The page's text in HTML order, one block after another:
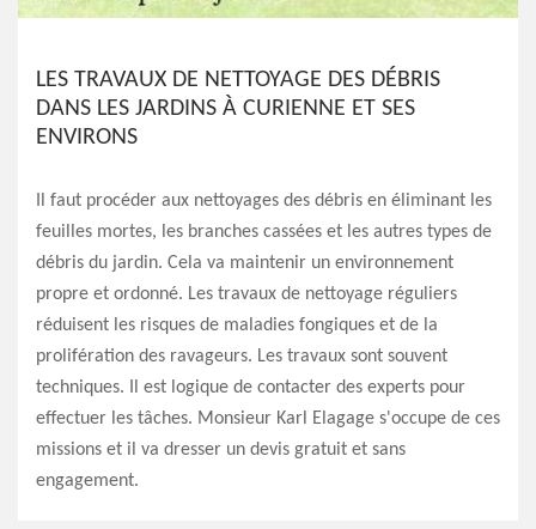
LES TRAVAUX DE NETTOYAGE DES DÉBRIS
DANS LES JARDINS À CURIENNE ET SES
ENVIRONS
Il faut procéder aux nettoyages des débris en éliminant les
feuilles mortes, les branches cassées et les autres types de
débris du jardin. Cela va maintenir un environnement
propre et ordonné. Les travaux de nettoyage réguliers
réduisent les risques de maladies fongiques et de la
prolifération des ravageurs. Les travaux sont souvent
techniques. Il est logique de contacter des experts pour
effectuer les tâches. Monsieur Karl Elagage s'occupe de ces
missions et il va dresser un devis gratuit et sans
engagement.